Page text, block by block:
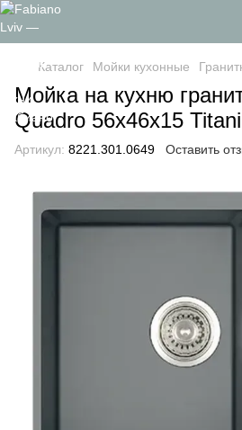
Каталог Мойки кухонные
Мойка на кухню
Quadro 56x46x15
Артикул: 8221.301.0649 Оставить